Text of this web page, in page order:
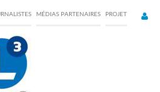
MÉDIAS PARTENAIRES PROJET